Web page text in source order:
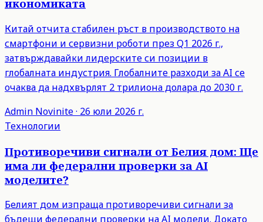
икономиката
Китай отчита стабилен ръст в производството на
смартфони и сервизни роботи през Q1 2026 г.,
затвърждавайки лидерските си позиции в
глобалната индустрия. Глобалните разходи за AI се
очаква да надхвърлят 2 трилиона долара до 2030 г.
Admin Novinite· 26 юли 2026 г.
Технологии
Противоречиви сигнали от Белия дом: Ще
има ли федерални проверки за AI
моделите?
Белият дом изпраща противоречиви сигнали за
бъдещи федерални проверки на AI модели. Докато